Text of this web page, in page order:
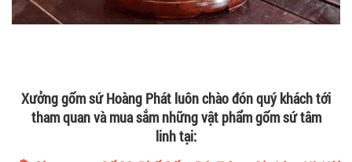
Xưởng gốm sứ Hoàng Phát luôn chào đón quý khách tới
tham quan và mua sắm những vật phẩm gốm sứ tâm
linh tại: